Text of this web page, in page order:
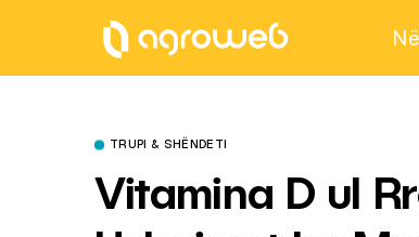
TRUPI & SHËNDETI
Vitamina D ul